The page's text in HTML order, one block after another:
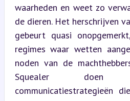
waarheden en weet zo
de dieren. Het herschrijven
gebeurt quasi
regimes waar wetten
noden van de
Squealer doen
communicatiestrategieën